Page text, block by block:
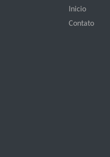
Inicio
Contato